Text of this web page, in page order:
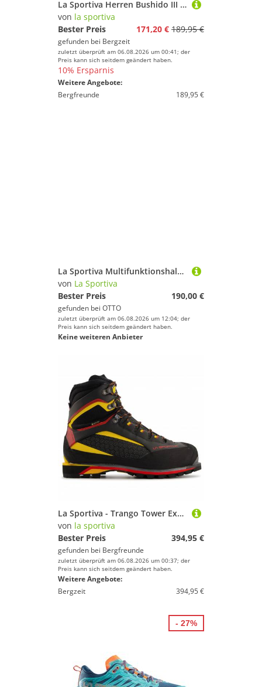
La Sportiva Herren Bushido III GTX Schuhe
von la sportiva
Bester Preis
171,20 € 189,95 €
gefunden bei Bergzeit
zuletzt überprüft am 06.08.2026 um 00:41; der
Preis kann sich seitdem geändert haben.
10% Ersparnis
Weitere Angebote:
Bergfreunde
189,95 €
La Sportiva Multifunktionshalbschuh W ULTRA RAPTOR II GTX Hikingschuh
von La Sportiva
Bester Preis
190,00 €
gefunden bei OTTO
zuletzt überprüft am 06.08.2026 um 12:04; der
Preis kann sich seitdem geändert haben.
Keine weiteren Anbieter
La Sportiva - Trango Tower Extreme GTX - Bergschuhe Gr 42 schwarz
von la sportiva
Bester Preis
394,95 €
gefunden bei Bergfreunde
zuletzt überprüft am 06.08.2026 um 00:37; der
Preis kann sich seitdem geändert haben.
Weitere Angebote:
Bergzeit
394,95 €
- 27%